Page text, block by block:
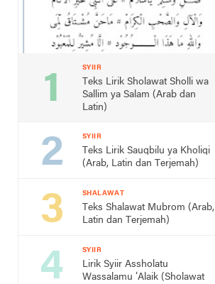
SYIIR
Teks Lirik Sholawat Sholli wa
Sallim ya Salam (Arab dan
Latin)
SYIIR
Teks Lirik Sauqbilu ya Kholiqi
(Arab, Latin dan Terjemah)
SHALAWAT
Teks Shalawat Mubrom (Arab,
Latin dan Terjemah)
SYIIR
Lirik Syiir Assholatu
Wassalamu ‘Alaik (Sholawat